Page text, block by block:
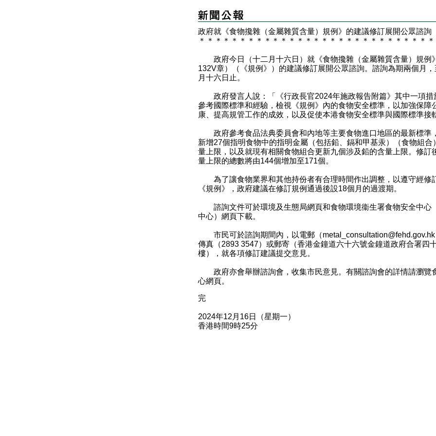
政府就《食物攙雜（金屬雜質含量）規例》的建議修訂展開公眾諮詢
＊
＊ ＊ ＊ ＊ ＊ ＊ ＊ ＊ ＊ ＊ ＊ ＊ ＊ ＊ ＊ ＊ ＊ ＊ ＊ ＊ ＊ ＊ ＊ ＊ ＊ ＊ ＊ ＊
政府今日（十二月十六日）就《食物攙雜（金屬雜質含量）規例
132V章）（《規例》）的建議修訂展開公眾諮詢。諮詢為期兩個月，
月十六日止。
政府發言人說：「《行政長官2024年施政報告附篇》其中一項措
參考國際標準和經驗，檢視《規例》內的食物安全標準，以加強保障
康、提高規管工作的成效，以及促使本港食物安全標準與國際標準接
政府參考食品法典委員會和內地等主要食物進口地區的最新標準
新增27個指明食物中的指明金屬（包括鉛、鎘和甲基汞）（食物組合
量上限，以及就現有相關食物組合更新九個涉及鉛的含量上限。修訂
量上限的總數將由144個增加至171個。
為了讓食物業界和其他持份者有合理時間作出調整，以遵守經修
《規例》，政府建議在修訂規例通過後設18個月的過渡期。
諮詢文件可於環境及生態局網頁和食物環境衞生署食物安全中心
中心）網頁下載。
市民可於諮詢期間內，以電郵（metal_consultation@fehd.gov.hk
傳真（2893 3547）或郵寄（香港金鐘道六十六號金鐘道政府合署四
樓），就各項修訂建議提交意見。
政府亦會舉辦諮詢會，收集市民意見。有關諮詢會的詳情請瀏覽
心網頁。
完
2024年12月16日（星期一）
香港時間9時25分